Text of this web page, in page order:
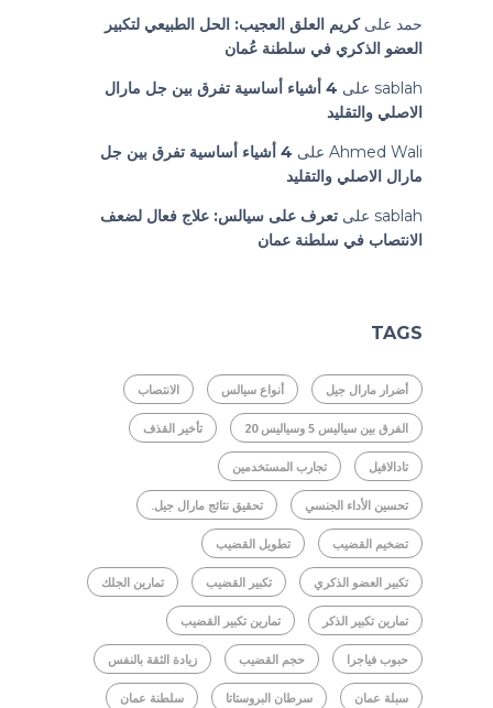
حمد علىكريم العلق العجيب: الحل الطبيعي لتكبير
العضو الذكري في سلطنة عُمان
sablah على
4 أشياء أساسية تفرق بين جل مارال
الاصلي والتقليد
Ahmed Wali على
4 أشياء أساسية تفرق بين جل
مارال الاصلي والتقليد
sablah على تعرف على سيالس: علاج فعال لضعف
الانتصاب في سلطنة عمان
TAGS
أضرار مارال جيل أنواع سيالس الانتصاب
الفرق بين سياليس 5 وسياليس 20 تأخير القذف
تادالافيل تجارب المستخدمين
تحسين الأداء الجنسي تحقيق نتائج مارال جيل.
تضخيم القضيب تطويل القضيب
تكبير العضو الذكري تكبير القضيب تمارين الجلك
تمارين تكبير الذكر تمارين تكبير القضيب
حبوب فياجرا حجم القضيب زيادة الثقة بالنفس
سبلة عمان سرطان البروستاتا سلطنة عمان